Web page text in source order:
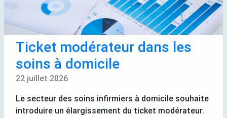
Ticket modérateur dans les
soins à domicile
22 juillet 2026
Le secteur des soins infirmiers à domicile souhaite
introduire un élargissement du ticket modérateur.